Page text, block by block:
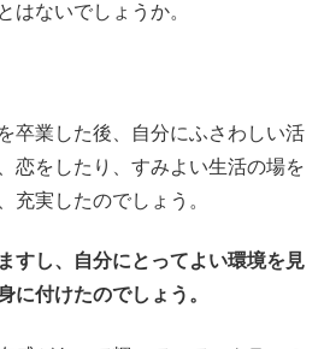
はないでしょうか。
卒業した後、自分にふさわしい活
恋をしたり、すみよい生活の場を
充実したのでしょう。
すし、自分にとってよい環境を見
に付けたのでしょう。